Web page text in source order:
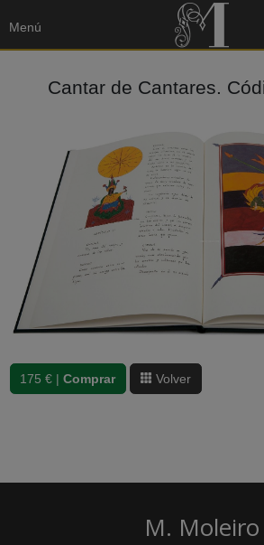
Menú
Cantar de Cantares.
175 € | Comprar Volver
M. Moleiro